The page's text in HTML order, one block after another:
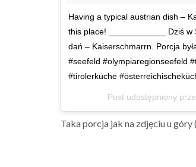
Having a typical austrian dish –
this place! ____________ Dziś w
dań – Kaiserschmarrn. Porcja
#seefeld #olympiaregionseefeld
#tirolerküche
Post udostępniony
Taka porcja jak na zdjęciu u